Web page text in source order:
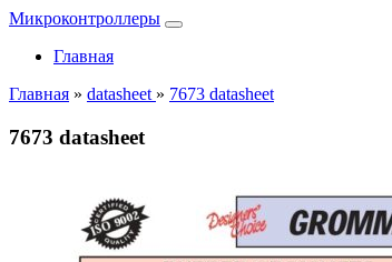
Микроконтроллеры
Главная
Главная » datasheet » 7673 datasheet
7673 datasheet